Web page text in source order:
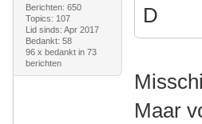
Berichten: 650
Topics: 107
Lid sinds: Apr 2017
Bedankt: 58
96 x bedankt in 73
berichten
D
Maar